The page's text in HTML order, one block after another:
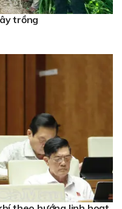
trồng